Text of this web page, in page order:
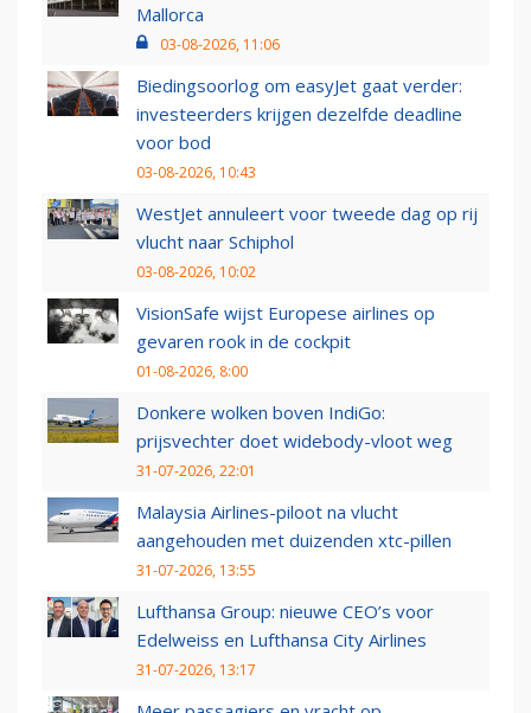
Mallorca
03-08-2026, 11:06
Biedingsoorlog om easyJet gaat verder:
investeerders krijgen dezelfde deadline
voor bod
03-08-2026, 10:43
WestJet annuleert voor tweede dag op rij
vlucht naar Schiphol
03-08-2026, 10:02
VisionSafe wijst Europese airlines op
gevaren rook in de cockpit
01-08-2026, 8:00
Donkere wolken boven IndiGo:
prijsvechter doet widebody-vloot weg
31-07-2026, 22:01
Malaysia Airlines-piloot na vlucht
aangehouden met duizenden xtc-pillen
31-07-2026, 13:55
Lufthansa Group: nieuwe CEO’s voor
Edelweiss en Lufthansa City Airlines
31-07-2026, 13:17